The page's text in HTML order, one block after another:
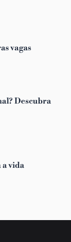
vagas
Descubra
a vida